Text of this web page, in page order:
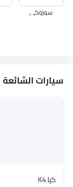
سوزوكي
سيارات الشائعة
كيا K4